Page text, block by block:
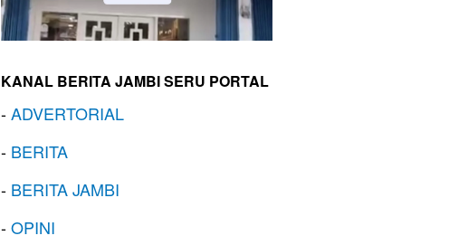
KANAL BERITA JAMBI SERU PORTAL
-ADVERTORIAL
- BERITA
- BERITA JAMBI
-OPINI